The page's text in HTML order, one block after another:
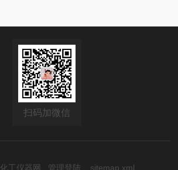
扫码加微信
化工仪器网 管理登陆 sitemap.xml